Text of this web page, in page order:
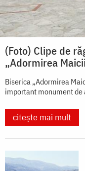
(Foto) Clipe de
„Adormirea
Biserica „Adormirea
important monument
citește mai mult